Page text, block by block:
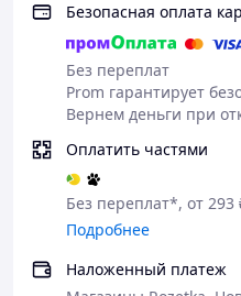
Безопасная оплата
Без переплат
Prom гарантирует
Вернем деньги при
Оплатить частями
Без переплат*, от 293
Подробнее
Наложенный платеж